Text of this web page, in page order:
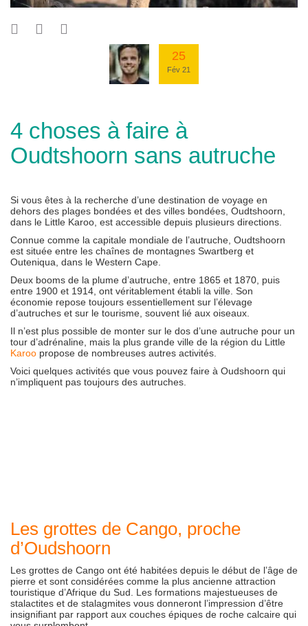
25
Fév 21
4 choses à faire à
Oudtshoorn sans autruche
Si vous êtes à la recherche d’une destination de voyage en
dehors des plages bondées et des villes bondées, Oudtshoorn,
dans le Little Karoo, est accessible depuis plusieurs directions.
Connue comme la capitale mondiale de l’autruche, Oudtshoorn
est située entre les chaînes de montagnes Swartberg et
Outeniqua, dans le Western Cape.
Deux booms de la plume d’autruche, entre 1865 et 1870, puis
entre 1900 et 1914, ont véritablement établi la ville. Son
économie repose toujours essentiellement sur l’élevage
d’autruches et sur le tourisme, souvent lié aux oiseaux.
Il n’est plus possible de monter sur le dos d’une autruche pour un
tour d’adrénaline, mais la plus grande ville de la région du Little
Karoo propose de nombreuses autres activités.
Voici quelques activités que vous pouvez faire à Oudshoorn qui
n’impliquent pas toujours des autruches.
Les grottes de Cango, proche
d’Oudshoorn
Les grottes de Cango ont été habitées depuis le début de l’âge de
pierre et sont considérées comme la plus ancienne attraction
touristique d’Afrique du Sud. Les formations majestueuses de
stalactites et de stalagmites vous donneront l’impression d’être
insignifiant par rapport aux couches épiques de roche calcaire qui